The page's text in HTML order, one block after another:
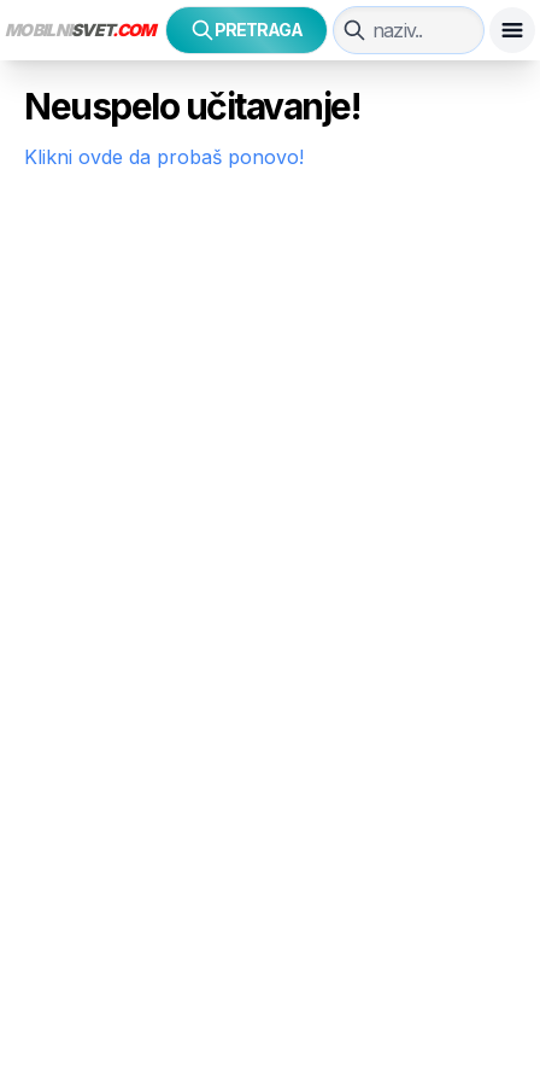
MOBILNISVET.COM PRETRAGA
Neuspelo učitavanje!
Klikni ovde da probaš ponovo!